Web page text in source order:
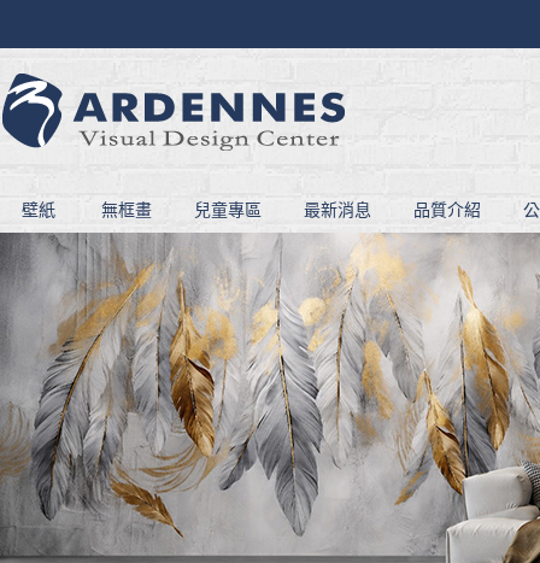
壁紙 無框畫 兒童專區 最新消息 品質介紹